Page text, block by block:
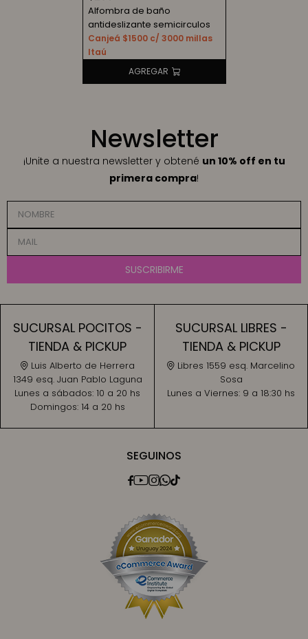
Alfombra de baño
antideslizante semicirculos
Canjeá $1500 c/ 3000 millas
Itaú
SEGUINOS

Newsletter
¡Unite a nuestra newsletter y obtené un 10% off en tu
primera compra!
SUSCRIBIRME
SUCURSAL POCITOS -
TIENDA & PICKUP
Luis Alberto de Herrera
1349 esq. Juan Pablo Laguna
Lunes a sábados: 10 a 20 hs
Domingos: 14 a 20 hs
SUCURSAL LIBRES -
TIENDA & PICKUP
Libres 1559 esq. Marcelino
Sosa
Lunes a Viernes: 9 a 18:30 hs